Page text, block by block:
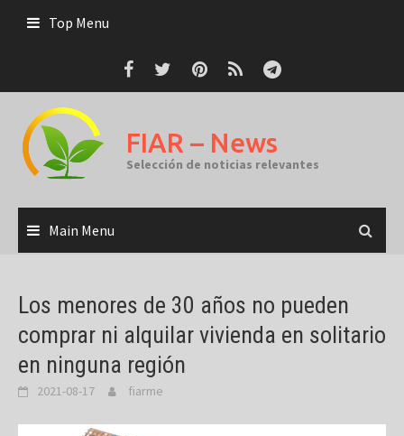
Top Menu
FIAR – News
Selección de noticias relevantes
Main Menu
Los menores de 30 años no pueden
comprar ni alquilar vivienda en solitario
en ninguna región
2021-08-17 fiarme